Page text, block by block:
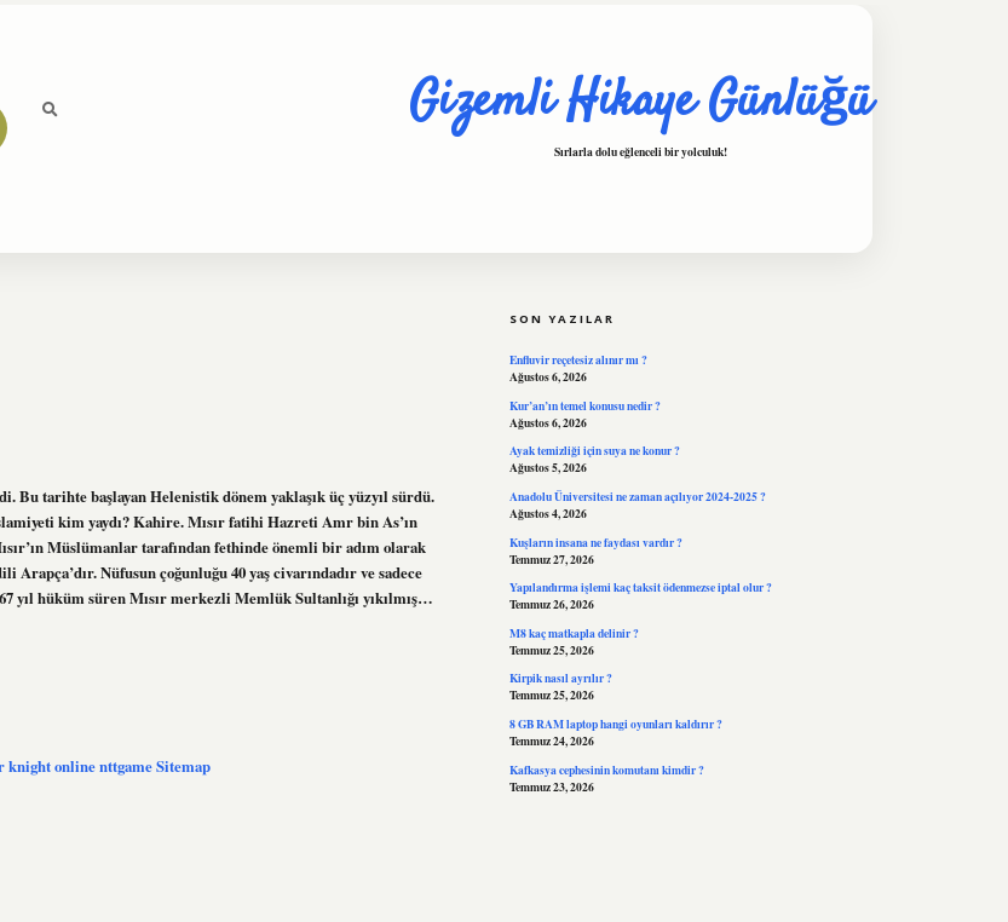
Gizemli Hikaye Günlüğü
Sırlarla dolu eğlenceli bir yolculuk!
Bu tarihte başlayan Helenistik dönem yaklaşık üç yüzyıl sürdü.
kim yaydı? Kahire. Mısır fatihi Hazreti Amr bin As’ın
Müslümanlar tarafından fethinde önemli bir adım olarak
Nüfusun çoğunluğu 40 yaş civarındadır ve sadece
hüküm süren Mısır merkezli Memlük Sultanlığı yıkılmış…
knight onlinenttgameSitemap
SON YAZILAR
Enfluvir reçetesiz alınır mı ?
Ağustos 6, 2026
Kur’an’ın temel konusu nedir ?
Ağustos 6, 2026
Ayak temizliği için suya ne konur ?
Ağustos 5, 2026
Anadolu Üniversitesi ne zaman açılıyor 2024-2025 ?
Ağustos 4, 2026
Kuşların insana ne faydası vardır ?
Temmuz 27, 2026
Yapılandırma işlemi kaç taksit ödenmezse iptal olur ?
Temmuz 26, 2026
M8 kaç matkapla delinir ?
Temmuz 25, 2026
Kirpik nasıl ayrılır ?
Temmuz 25, 2026
8 GB RAM laptop hangi oyunları kaldırır ?
Temmuz 24, 2026
Kafkasya cephesinin komutanı kimdir ?
Temmuz 23, 2026